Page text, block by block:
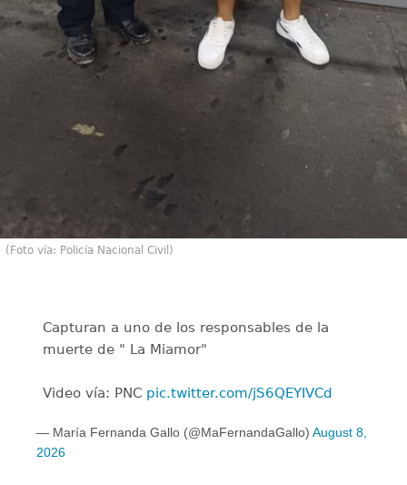
(Foto vía: Policía Nacional Civil)
Capturan a uno de los responsables de la
muerte de " La Miamor"
Video vía: PNC pic.twitter.com/jS6QEYIVCd
— María Fernanda Gallo (@MaFernandaGallo) August 8,
2026